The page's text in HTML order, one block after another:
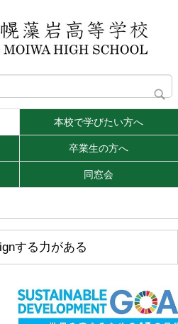
本校で学びたい方へ
卒業生の方へ
同窓会
する力がある